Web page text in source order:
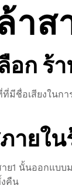
า
อก ร้า
ที่มีชื่อเสียงใน
ายใ
ย1 นั้นออกแบ
คืน